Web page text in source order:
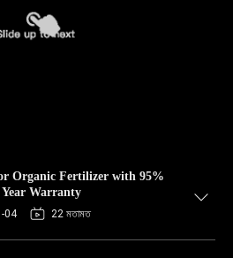
Organic Fertilizer with 95%
Warranty
04 22 মতামত